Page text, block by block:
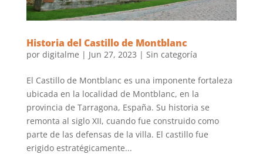
Historia del Castillo de Montblanc
por digitalme | Jun 27, 2023 | Sin categoría
El Castillo de Montblanc es una imponente fortaleza
ubicada en la localidad de Montblanc, en la
provincia de Tarragona, España. Su historia se
remonta al siglo XII, cuando fue construido como
parte de las defensas de la villa. El castillo fue
erigido estratégicamente...